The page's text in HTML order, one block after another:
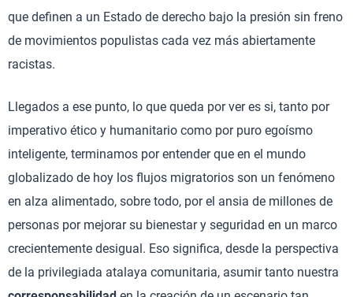
que definen a un Estado de derecho bajo la presión sin freno
de movimientos populistas cada vez más abiertamente
racistas.
Llegados a ese punto, lo que queda por ver es si, tanto por
imperativo ético y humanitario como por puro egoísmo
inteligente, terminamos por entender que en el mundo
globalizado de hoy los flujos migratorios son un fenómeno
en alza alimentado, sobre todo, por el ansia de millones de
personas por mejorar su bienestar y seguridad en un marco
crecientemente desigual. Eso significa, desde la perspectiva
de la privilegiada atalaya comunitaria, asumir tanto nuestra